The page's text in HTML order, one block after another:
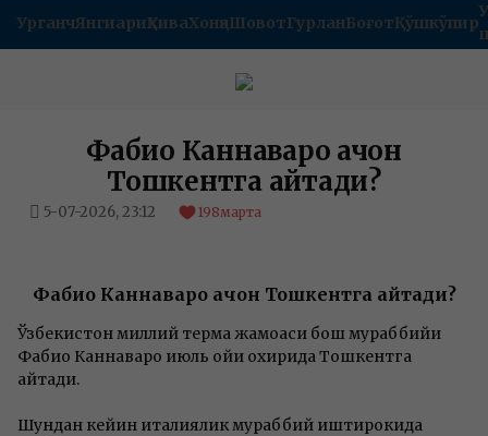
УрганчЯнгиариқХиваХонқаШовотГурланБоғотҚўшкўпир
Фабио Каннаваро қачон
Тошкентга қайтади?
5-07-2026, 23:12 198марта
Фабио Каннаваро қачон Тошкентга қайтади?
Ўзбекистон миллий терма жамоаси бош мураббийи
Фабио Каннаваро июль ойи охирида Тошкентга
қайтади.
Шундан кейин италиялик мураббий иштирокида